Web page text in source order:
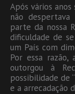
Após vários
não
parte da nossa
dificuldade de
um País com
Por essa razão,
outorgou à
possibilidade de
e a arrecadação